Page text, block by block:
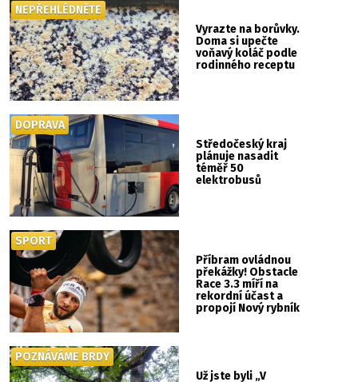
Vyrazte na borůvky.
Doma si upečte
voňavý koláč podle
rodinného receptu
NEPŘEHLÉDNĚTE
Středočeský kraj
plánuje nasadit
téměř 50
elektrobusů
DOPRAVA
Příbram ovládnou
překážky! Obstacle
Race 3.3 míří na
rekordní účast a
propojí Nový rybník
SPORT
Už jste byli „V
POZNÁVÁME BRDY